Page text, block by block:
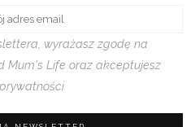
wyrażasz zgodę na
Mum's Life oraz akceptujesz